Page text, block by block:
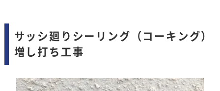
サッシ廻りシーリング（コーキング）
増し打ち工事